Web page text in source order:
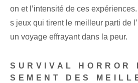
on et l’intensité de ces
s jeux qui tirent le meilleur parti de
un voyage effrayant dans la peur.
SURVIVAL HORROR
SEMENT DES